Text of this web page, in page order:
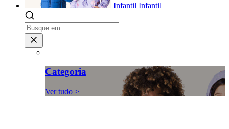
Infantil Infantil
Categoria
Ver tudo >